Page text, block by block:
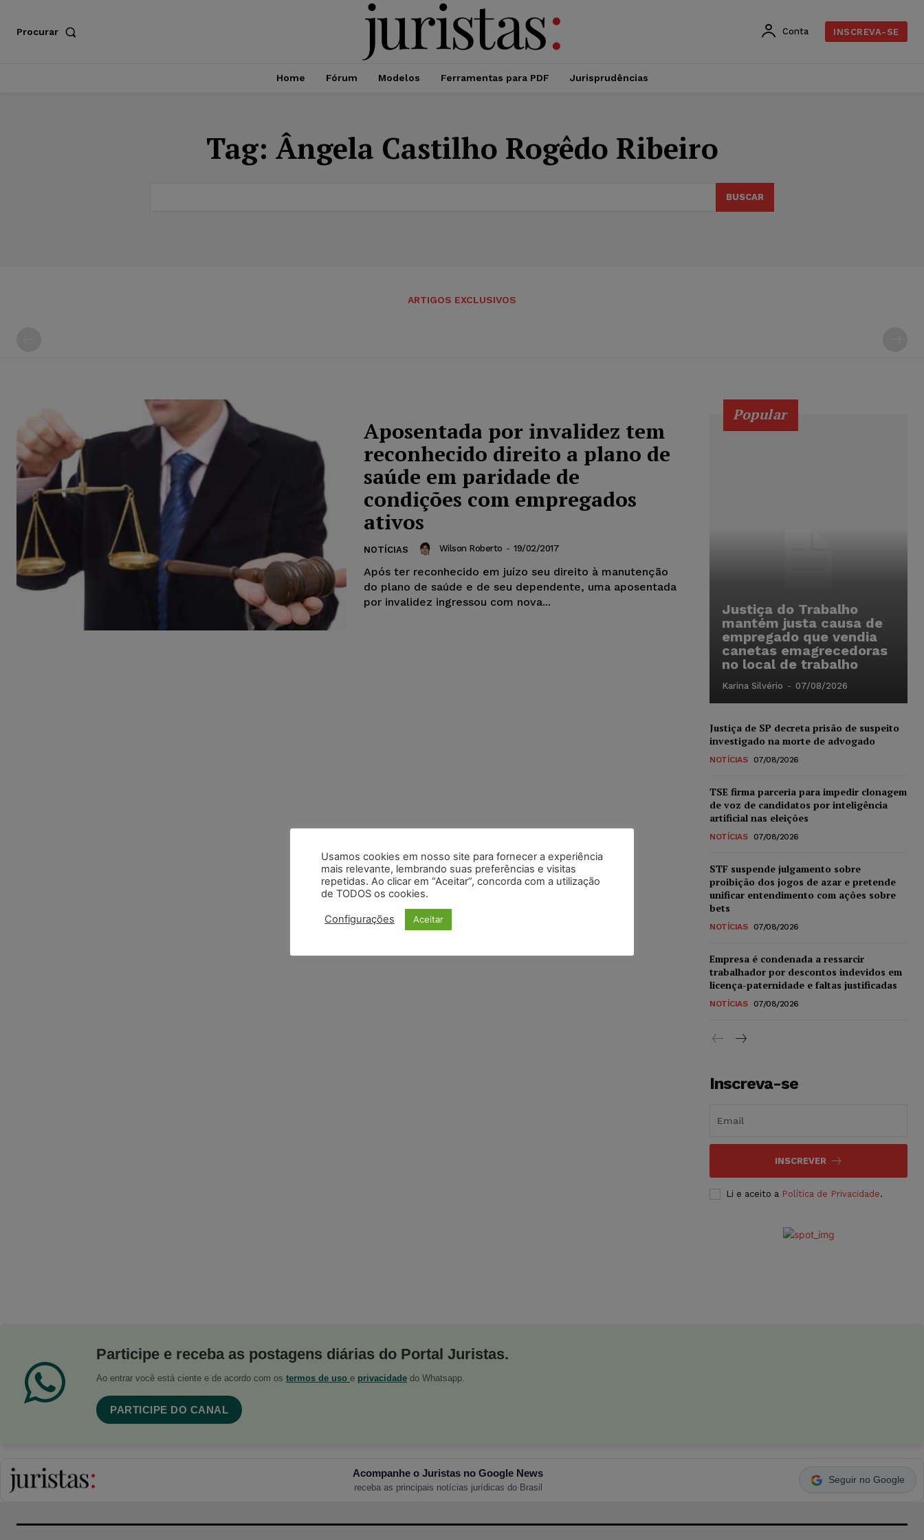
Procurar Conta INSCREVA-SE
Home Fórum Modelos Ferramentas para PDF Jurisprudências
Tag: Ângela Castilho Rogêdo Ribeiro
BUSCAR
ARTIGOS EXCLUSIVOS
Aposentada por invalidez tem
reconhecido direito a plano de
saúde em paridade de
condições com empregados
ativos
NOTÍCIAS Wilson Roberto - 19/02/2017
Após ter reconhecido em juízo seu direito à manutenção
do plano de saúde e de seu dependente, uma aposentada
por invalidez ingressou com nova...
Popular
Justiça do Trabalho
mantém justa causa de
empregado que vendia
canetas emagrecedoras
no local de trabalho
Karina Silvério - 07/08/2026
Justiça de SP decreta prisão de suspeito
investigado na morte de advogado
NOTÍCIAS 07/08/2026
TSE firma parceria para impedir clonagem
de voz de candidatos por inteligência
artificial nas eleições
NOTÍCIAS 07/08/2026
STF suspende julgamento sobre
proibição dos jogos de azar e pretende
unificar entendimento com ações sobre
bets
NOTÍCIAS 07/08/2026
Empresa é condenada a ressarcir
trabalhador por descontos indevidos em
licença-paternidade e faltas justificadas
NOTÍCIAS 07/08/2026
Inscreva-se
INSCREVER
Li e aceito a Política de Privacidade.
Participe e receba as postagens diárias do Portal Juristas.
Ao entrar você está ciente e de acordo com os termos de uso e privacidade do Whatsapp.
PARTICIPE DO CANAL
Acompanhe o Juristas no Google News
receba as principais notícias jurídicas do Brasil
Seguir no Google
Usamos cookies em nosso site para fornecer a experiência
mais relevante, lembrando suas preferências e visitas
repetidas. Ao clicar em “Aceitar”, concorda com a utilização
de TODOS os cookies.
Configurações Aceitar